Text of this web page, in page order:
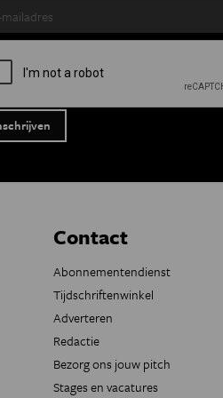
Contact
Abonnementendienst
Tijdschriftenwinkel
Adverteren
Redactie
Bezorg ons jouw pitch
Stages en vacatures